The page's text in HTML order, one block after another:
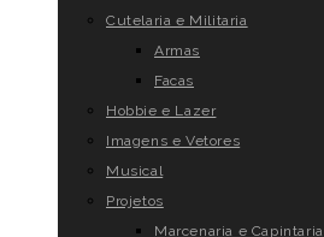
Cutelaria e Militaria
Armas
Facas
Hobbie e Lazer
Imagens e Vetores
Musical
Projetos
Marcenaria e Capintaria